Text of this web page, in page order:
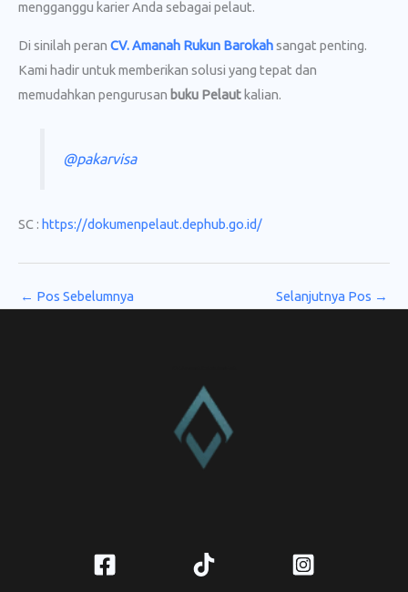
mengganggu karier Anda sebagai pelaut.
Di sinilah peran CV. Amanah Rukun Barokahsangat penting.
Kami hadir untuk memberikan solusi yang tepat dan
memudahkan pengurusan buku Pelaut kalian.
@pakarvisa
SC : https://dokumenpelaut.dephub.go.id/
← Pos Sebelumnya Selanjutnya Pos →